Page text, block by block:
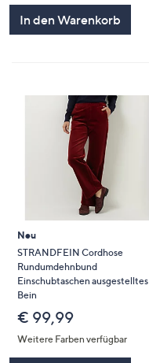
In den Warenkorb
Neu
STRANDFEIN Cordhose
Rundumdehnbund
Einschubtaschen ausgestelltes
Bein
€ 99,99
Weitere Farben verfügbar